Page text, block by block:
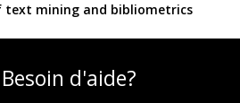
text mining and bibliometrics
d'aide?